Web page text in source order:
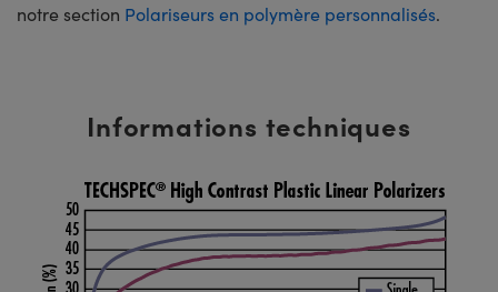
notre section Polariseurs en polymère personnalisés.
Informations techniques